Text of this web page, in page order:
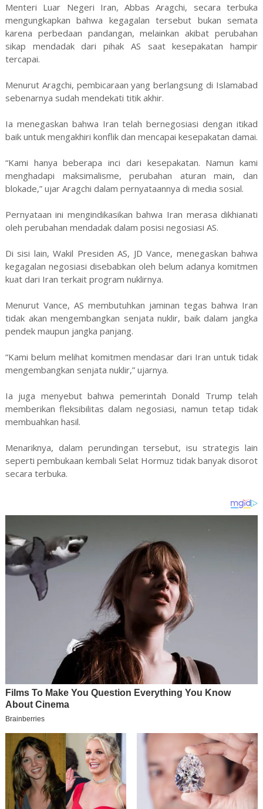
Menteri Luar Negeri Iran, Abbas Aragchi, secara terbuka
mengungkapkan bahwa kegagalan tersebut bukan semata
karena perbedaan pandangan, melainkan akibat perubahan
sikap mendadak dari pihak AS saat kesepakatan hampir
tercapai.
Menurut Aragchi, pembicaraan yang berlangsung di Islamabad
sebenarnya sudah mendekati titik akhir.
Ia menegaskan bahwa Iran telah bernegosiasi dengan itikad
baik untuk mengakhiri konflik dan mencapai kesepakatan damai.
“Kami hanya beberapa inci dari kesepakatan. Namun kami
menghadapi maksimalisme, perubahan aturan main, dan
blokade,” ujar Aragchi dalam pernyataannya di media sosial.
Pernyataan ini mengindikasikan bahwa Iran merasa dikhianati
oleh perubahan mendadak dalam posisi negosiasi AS.
Di sisi lain, Wakil Presiden AS, JD Vance, menegaskan bahwa
kegagalan negosiasi disebabkan oleh belum adanya komitmen
kuat dari Iran terkait program nuklirnya.
Menurut Vance, AS membutuhkan jaminan tegas bahwa Iran
tidak akan mengembangkan senjata nuklir, baik dalam jangka
pendek maupun jangka panjang.
“Kami belum melihat komitmen mendasar dari Iran untuk tidak
mengembangkan senjata nuklir,” ujarnya.
Ia juga menyebut bahwa pemerintah Donald Trump telah
memberikan fleksibilitas dalam negosiasi, namun tetap tidak
membuahkan hasil.
Menariknya, dalam perundingan tersebut, isu strategis lain
seperti pembukaan kembali Selat Hormuz tidak banyak disorot
secara terbuka.